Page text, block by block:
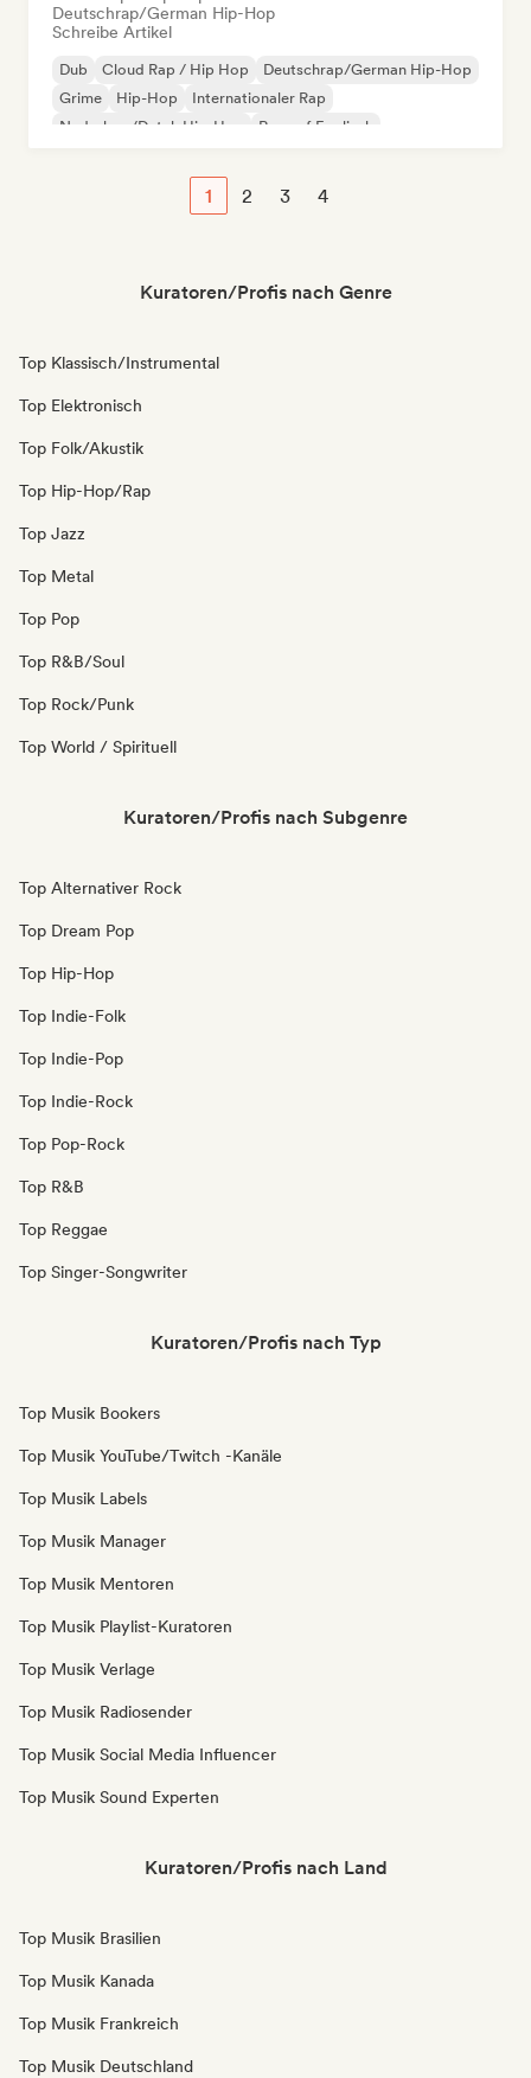
Deutschrap/German Hip-Hop
Schreibe Artikel
Dub Cloud Rap / Hip Hop
Deutschrap/German Hip-Hop
Grime
Hip-Hop
Internationaler Rap
Nederhop/Dutch Hip-Hop
Rap auf Englisch
1 2 3 4
Kuratoren/Profis nach Genre
Top Klassisch/Instrumental
Top Elektronisch
Top Folk/Akustik
Top Hip-Hop/Rap
Top Jazz
Top Metal
Top Pop
Top R&B/Soul
Top Rock/Punk
Top World / Spirituell
Kuratoren/Profis nach Subgenre
Top Alternativer Rock
Top Dream Pop
Top Hip-Hop
Top Indie-Folk
Top Indie-Pop
Top Indie-Rock
Top Pop-Rock
Top R&B
Top Reggae
Top Singer-Songwriter
Kuratoren/Profis nach Typ
Top Musik Bookers
Top Musik YouTube/Twitch -Kanäle
Top Musik Labels
Top Musik Manager
Top Musik Mentoren
Top Musik Playlist-Kuratoren
Top Musik Verlage
Top Musik Radiosender
Top Musik Social Media Influencer
Top Musik Sound Experten
Kuratoren/Profis nach Land
Top Musik Brasilien
Top Musik Kanada
Top Musik Frankreich
Top Musik Deutschland